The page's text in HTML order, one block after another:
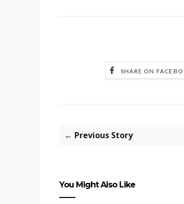
SHARE ON
← Previous Story
You Might Also Like